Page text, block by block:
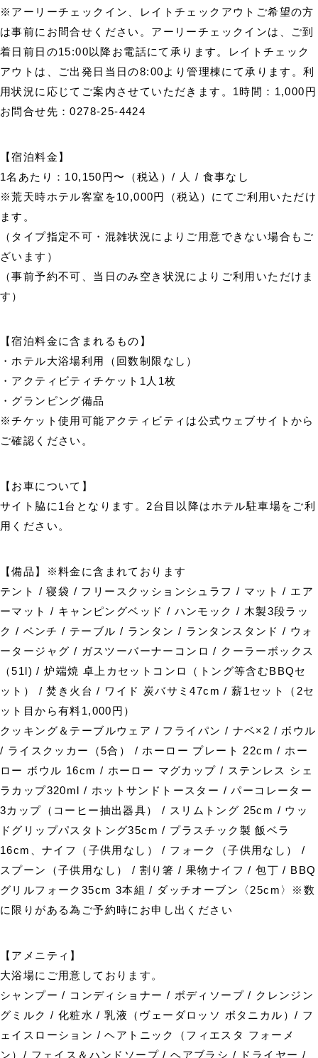
※アーリーチェックイン、レイトチェックアウトご希望の方
は事前にお問合せください。アーリーチェックインは、ご到
着日前日の15:00以降お電話にて承ります。レイトチェック
アウトは、ご出発日当日の8:00より管理棟にて承ります。利
用状況に応じてご案内させていただきます。1時間：1,000円
お問合せ先：0278-25-4424
【宿泊料金】
1名あたり：10,150円〜（税込）/ 人 / 食事なし
※荒天時ホテル客室を10,000円（税込）にてご利用いただけ
ます。
（タイプ指定不可・混雑状況によりご用意できない場合もご
ざいます）
（事前予約不可、当日のみ空き状況によりご利用いただけま
す）
【宿泊料金に含まれるもの】
・ホテル大浴場利用（回数制限なし）
・アクティビティチケット1人1枚
・グランピング備品
※チケット使用可能アクティビティは公式ウェブサイトから
ご確認ください。
【お車について】
サイト脇に1台となります。2台目以降はホテル駐車場をご利
用ください。
【備品】※料金に含まれております
テント / 寝袋 / フリースクッションシュラフ / マット / エア
ーマット / キャンピングベッド / ハンモック / 木製3段ラッ
ク / ベンチ / テーブル / ランタン / ランタンスタンド / ウォ
ータージャグ / ガスツーバーナーコンロ / クーラーボックス
（51l) / 炉端焼 卓上カセットコンロ（トング等含むBBQセ
ット） / 焚き火台 / ワイド 炭バサミ47cm / 薪1セット（2セ
ット目から有料1,000円）
クッキング＆テーブルウェア / フライパン / ナベ×2 / ボウル
/ ライスクッカー（5合） / ホーロー プレート 22cm / ホー
ロー ボウル 16cm / ホーロー マグカップ / ステンレス シェ
ラカップ320ml / ホットサンドトースター / パーコレーター
3カップ（コーヒー抽出器具） / スリムトング 25cm / ウッ
ドグリップパスタトング35cm / プラスチック製 飯ベラ
16cm、ナイフ（子供用なし） / フォーク（子供用なし） /
スプーン（子供用なし） / 割り箸 / 果物ナイフ / 包丁 / BBQ
グリルフォーク35cm 3本組 / ダッチオーブン〈25cm〉※数
に限りがある為ご予約時にお申し出ください
【アメニティ】
大浴場にご用意しております。
シャンプー / コンディショナー / ボディソープ / クレンジン
グミルク / 化粧水 / 乳液（ヴェーダロッソ ボタニカル）/ フ
ェイスローション / ヘアトニック（フィエスタ フォーメ
ン）/ フェイス＆ハンドソープ / ヘアブラシ / ドライヤー /